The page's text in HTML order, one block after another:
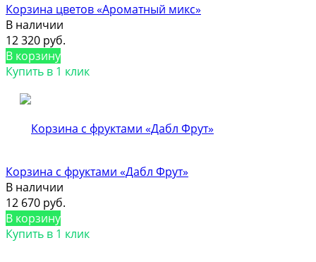
Корзина цветов «Ароматный микс»
В наличии
12 320 руб.
В корзину
Купить в 1 клик
Корзина с фруктами «Дабл Фрут»
В наличии
12 670 руб.
В корзину
Купить в 1 клик